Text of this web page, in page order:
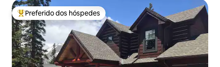
Entre os melhores preferidos dos hóspedes
Preferido dos hóspedes